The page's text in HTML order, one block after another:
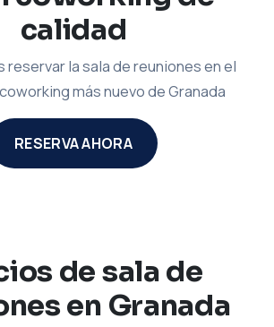
calidad
reservar la sala de reuniones en el
más nuevo de Granada
RESERVA AHORA
de sala de
en Granada